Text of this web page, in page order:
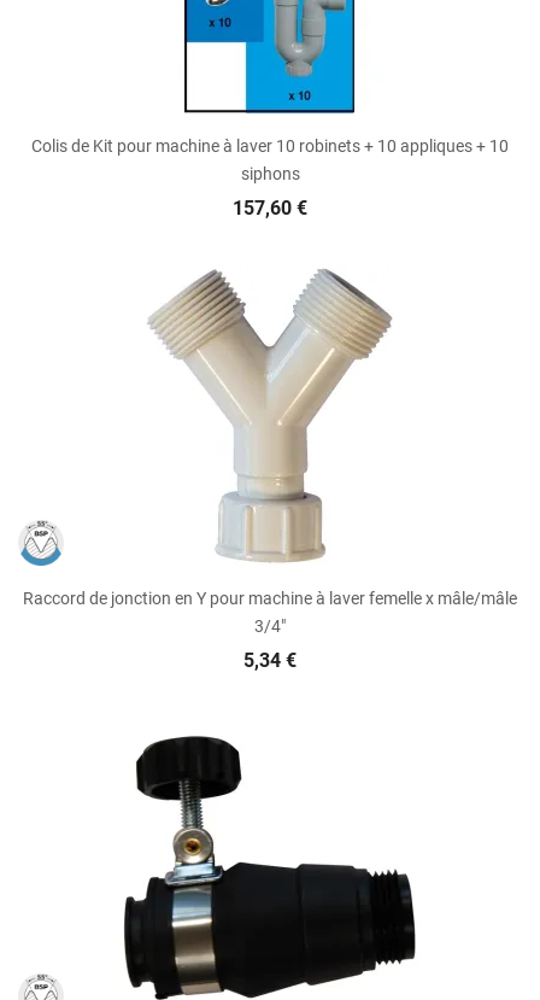
Colis de Kit pour machine à laver 10 robinets + 10 appliques + 10
siphons
157,60 €
Raccord de jonction en Y pour machine à laver femelle x mâle/mâle
3/4"
5,34 €